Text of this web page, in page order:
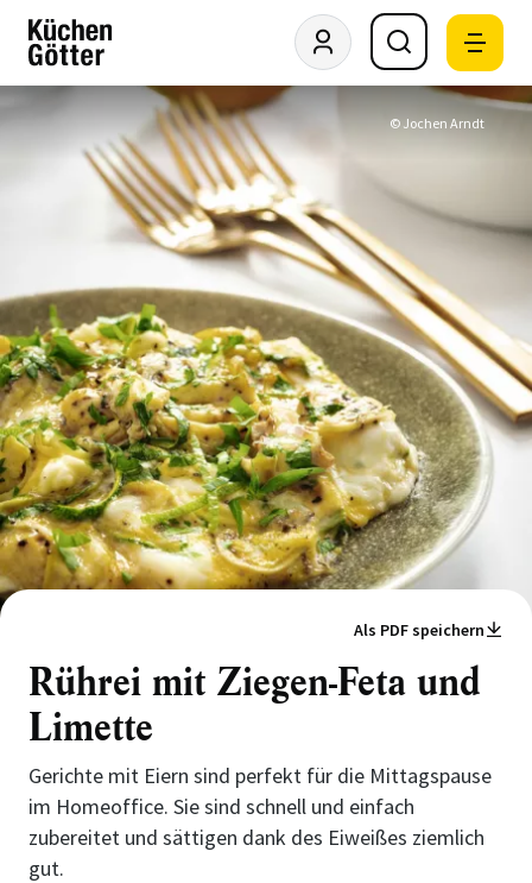
© Jochen Arndt
Als PDF speichern
Rührei mit Ziegen-Feta und
Limette
Gerichte mit Eiern sind perfekt für die Mittagspause
im Homeoffice. Sie sind schnell und einfach
zubereitet und sättigen dank des Eiweißes ziemlich
gut.